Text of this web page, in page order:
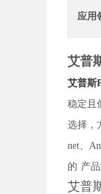
应用
艾普
艾普斯
稳定且
选择，
net、
的 产品
艾普